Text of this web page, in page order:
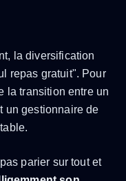
la diversification
repas gratuit". Pour
la transition entre un
un gestionnaire de
parier sur tout et